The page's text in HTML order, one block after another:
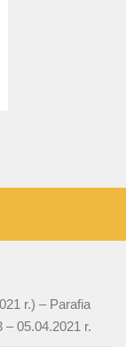
r.) – Parafia
– 05.04.2021 r.